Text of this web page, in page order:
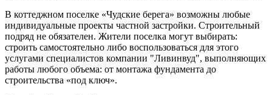
В коттеджном поселке «Чудские берега» возможны любые
индивидуальные проекты частной застройки. Строительный
подряд не обязателен. Жители поселка могут выбирать:
строить самостоятельно либо воспользоваться для этого
услугами специалистов компании "Ливинвуд", выполняющих
работы любого объема: от монтажа фундамента до
строительства «под ключ».